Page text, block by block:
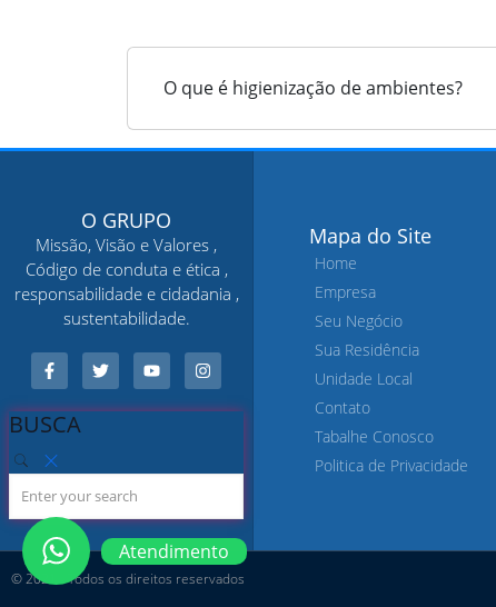
O que é higienização de ambientes?
O GRUPO
Missão, Visão e Valores ,
Código de conduta e ética ,
responsabilidade e cidadania ,
sustentabilidade.
BUSCA
Mapa do Site
Home
Empresa
Seu Negócio
Sua Residência
Unidade Local
Contato
Tabalhe Conosco
Politica de Privacidade
© 2021 - Todos os direitos reservados
Atendimento